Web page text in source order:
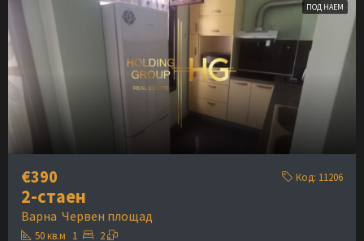
ПОД НАЕМ
€390 Код: 11206
2-стаен
Варна Червен площад
50 кв.м 1 2